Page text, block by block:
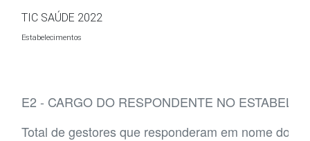
Ir para o conteúdo
TIC SAÚDE 2022
Estabelecimentos
E2 - CARGO DO RESPONDENTE NO
Total de gestores que responderam em nome dos